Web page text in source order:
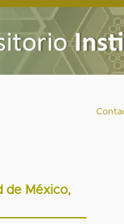
de México,